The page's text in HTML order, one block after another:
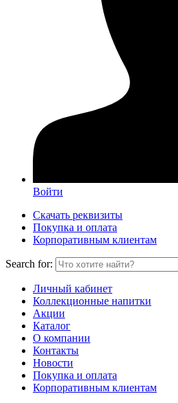
Войти
Скачать реквизиты
Покупка и оплата
Корпоративным клиентам
Search for:
Личный кабинет
Коллекционные напитки
Акции
Каталог
О компании
Контакты
Новости
Покупка и оплата
Корпоративным клиентам